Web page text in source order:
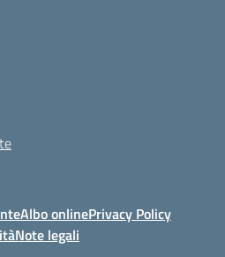
Albo onlinePrivacy Policy
Note legali